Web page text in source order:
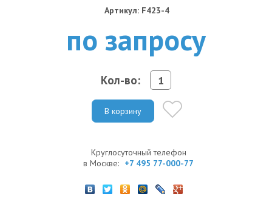
Артикул: F423-4
по запросу
Кол-во:
В корзину
Круглосуточный телефон
в Москве: +7 495 77-000-77